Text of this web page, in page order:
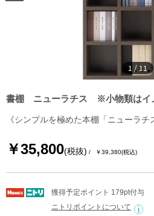
1 / 11
書棚 ニューラチス ※小物類はイ
《シンプルを極めた本棚「ニューラチ
￥35,800(税抜) ￥39,380(税込)
獲得予定ポイント 179pt付与
ニトリポイントについて